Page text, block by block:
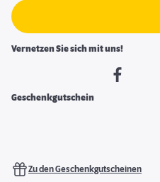
Vernetzen Sie sich mit uns!
Geschenkgutschein
Zu den Geschenkgutscheinen